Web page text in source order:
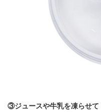
③ジュースや牛乳を凍らせて